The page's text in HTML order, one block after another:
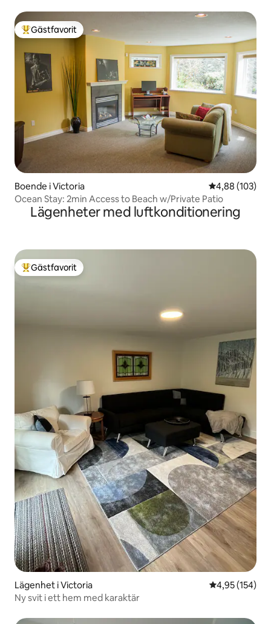
Populär gästfavorit
Gästfavorit
Boende i Victoria 4,88 av 5 i
4,88 (103)
Ocean Stay: 2min Access to Beach w/Private Patio
Lägenheter med luftkonditionering
Populär gästfavorit
Gästfavorit
Lägenhet i Victoria 4,95 av 5 i
4,95 (154)
Ny svit i ett hem med karaktär